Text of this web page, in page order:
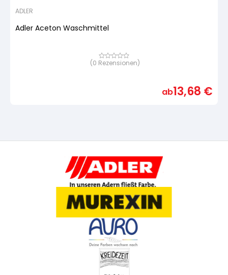
ADLER
Adler Aceton Waschmittel
Bewertet
(0 Rezensionen)
ab13,68 €